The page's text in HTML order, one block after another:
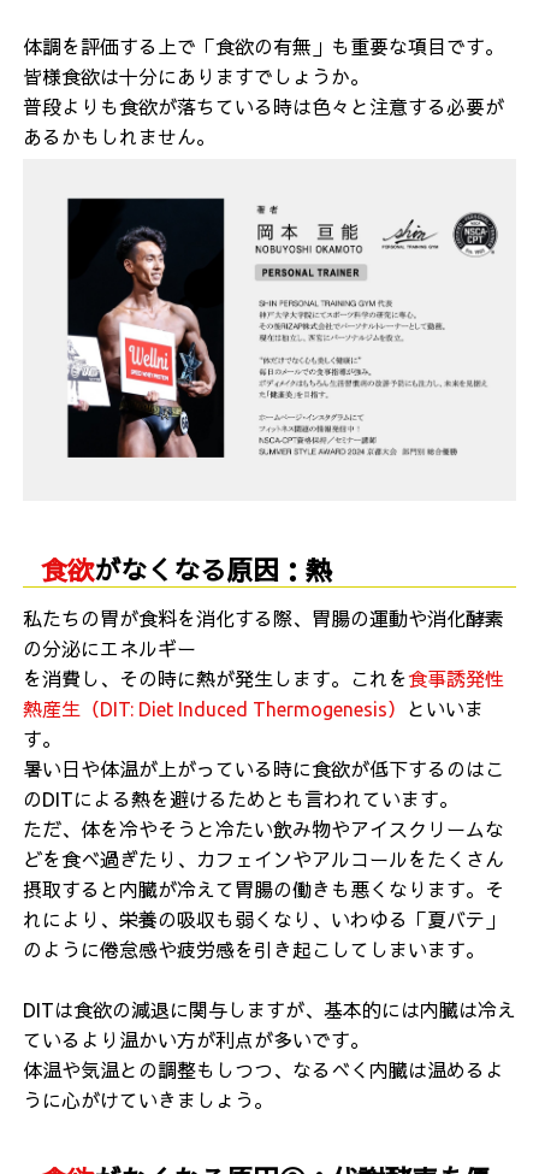
体調を評価する上で「食欲の有無」も重要な項目です。
皆様食欲は十分にありますでしょうか。
普段よりも食欲が落ちている時は色々と注意する必要が
あるかもしれません。
食欲がなくなる原因：熱
私たちの胃が食料を消化する際、胃腸の運動や消化酵素
の分泌にエネルギー
を消費し、その時に熱が発生します。これを食事誘発性
熱産生（DIT: Diet Induced Thermogenesis）
といいま
す。
暑い日や体温が上がっている時に食欲が低下するのはこ
のDITによる熱を避けるためとも言われています。
ただ、体を冷やそうと冷たい飲み物やアイスクリームな
どを食べ過ぎたり、カフェインやアルコールをたくさん
摂取すると 内臓が冷えて胃腸の働きも悪くなります。そ
れにより、栄養の吸収も弱くなり、いわゆる「夏バテ」
のように倦怠感や疲労感を引き起こしてしまいます。
DITは食欲の減退に関与しますが、基本的には内臓は冷え
ているより温かい方が利点が多いです。
体温や気温との調整もしつつ、なるべく内臓は温めるよ
うに心がけていきましょう。